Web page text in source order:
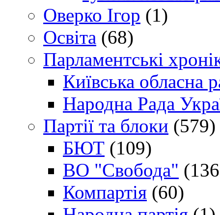
Оверко Ігор (1)
Освіта (68)
Парламентські
Київська обласна
Народна Рада
Партії та блоки (579)
БЮТ (109)
ВО "Свобода"
Компартія (60)